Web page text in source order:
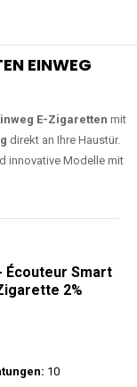
EINWEG
E-Zigaretten mit
direkt an Ihre Haustür.
innovative Modelle mit
Écouteur Smart
2%
10